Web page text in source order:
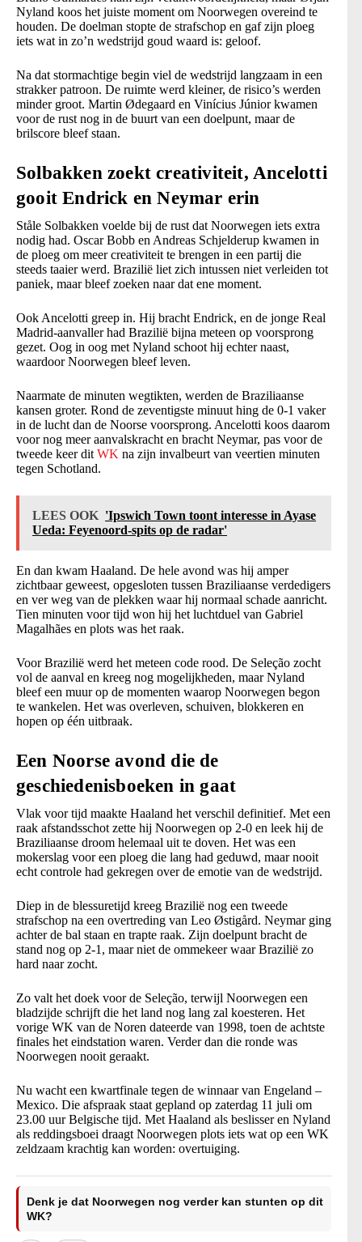
Nyland koos het juiste moment om Noorwegen overeind te
houden. De doelman stopte de strafschop en gaf zijn ploeg
iets wat in zo’n wedstrijd goud waard is: geloof.
Na dat stormachtige begin viel de wedstrijd langzaam in een
strakker patroon. De ruimte werd kleiner, de risico’s werden
minder groot. Martin Ødegaard en Vinícius Júnior kwamen
voor de rust nog in de buurt van een doelpunt, maar de
brilscore bleef staan.
Solbakken zoekt creativiteit, Ancelotti
gooit Endrick en Neymar erin
Ståle Solbakken voelde bij de rust dat Noorwegen iets extra
nodig had. Oscar Bobb en Andreas Schjelderup kwamen in
de ploeg om meer creativiteit te brengen in een partij die
steeds taaier werd. Brazilië liet zich intussen niet verleiden tot
paniek, maar bleef zoeken naar dat ene moment.
Ook Ancelotti greep in. Hij bracht Endrick, en de jonge Real
Madrid-aanvaller had Brazilië bijna meteen op voorsprong
gezet. Oog in oog met Nyland schoot hij echter naast,
waardoor Noorwegen bleef leven.
Naarmate de minuten wegtikten, werden de Braziliaanse
kansen groter. Rond de zeventigste minuut hing de 0-1 vaker
in de lucht dan de Noorse voorsprong. Ancelotti koos daarom
voor nog meer aanvalskracht en bracht Neymar, pas voor de
tweede keer dit WK na zijn invalbeurt van veertien minuten
tegen Schotland.
LEES OOK 'Ipswich Town toont interesse in Ayase
Ueda: Feyenoord-spits op de radar'
En dan kwam Haaland. De hele avond was hij amper
zichtbaar geweest, opgesloten tussen Braziliaanse verdedigers
en ver weg van de plekken waar hij normaal schade aanricht.
Tien minuten voor tijd won hij het luchtduel van Gabriel
Magalhães en plots was het raak.
Voor Brazilië werd het meteen code rood. De Seleção zocht
vol de aanval en kreeg nog mogelijkheden, maar Nyland
bleef een muur op de momenten waarop Noorwegen begon
te wankelen. Het was overleven, schuiven, blokkeren en
hopen op één uitbraak.
Een Noorse avond die de
geschiedenisboeken in gaat
Vlak voor tijd maakte Haaland het verschil definitief. Met een
raak afstandsschot zette hij Noorwegen op 2-0 en leek hij de
Braziliaanse droom helemaal uit te doven. Het was een
mokerslag voor een ploeg die lang had geduwd, maar nooit
echt controle had gekregen over de emotie van de wedstrijd.
Diep in de blessuretijd kreeg Brazilië nog een tweede
strafschop na een overtreding van Leo Østigård. Neymar ging
achter de bal staan en trapte raak. Zijn doelpunt bracht de
stand nog op 2-1, maar niet de ommekeer waar Brazilië zo
hard naar zocht.
Zo valt het doek voor de Seleção, terwijl Noorwegen een
bladzijde schrijft die het land nog lang zal koesteren. Het
vorige WK van de Noren dateerde van 1998, toen de achtste
finales het eindstation waren. Verder dan die ronde was
Noorwegen nooit geraakt.
Nu wacht een kwartfinale tegen de winnaar van Engeland –
Mexico. Die afspraak staat gepland op zaterdag 11 juli om
23.00 uur Belgische tijd. Met Haaland als beslisser en Nyland
als reddingsboei draagt Noorwegen plots iets wat op een WK
zeldzaam krachtig kan worden: overtuiging.
Denk je dat Noorwegen nog verder kan stunten op dit
WK?